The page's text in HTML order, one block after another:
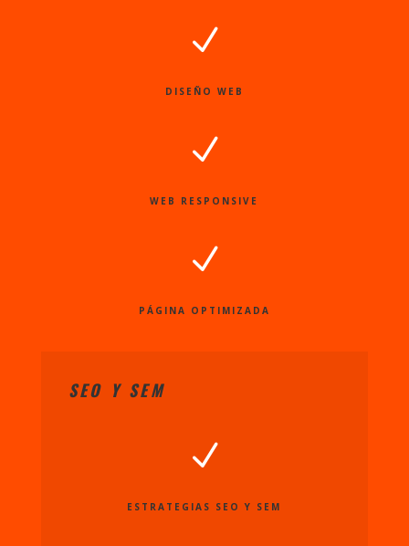
N
DISEÑO WEB
N
WEB RESPONSIVE
N
PÁGINA OPTIMIZADA
SEO Y SEM
N
ESTRATEGIAS SEO Y SEM